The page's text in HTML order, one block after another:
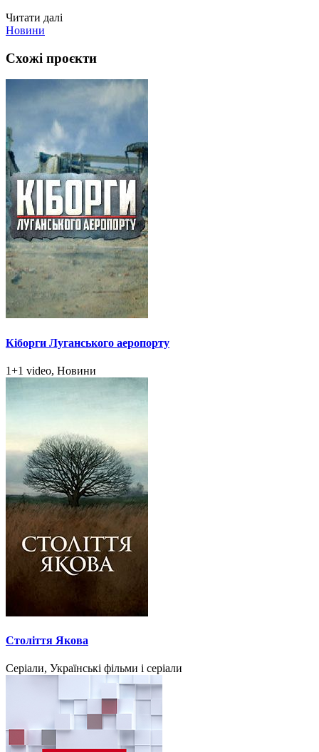
Читати далі
Новини
Схожі проєкти
Кіборги Луганського аеропорту
1+1 video, Новини
Століття Якова
Серіали, Українські фільми і серіали